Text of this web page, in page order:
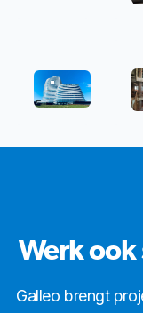
Werk
Galleo brengt